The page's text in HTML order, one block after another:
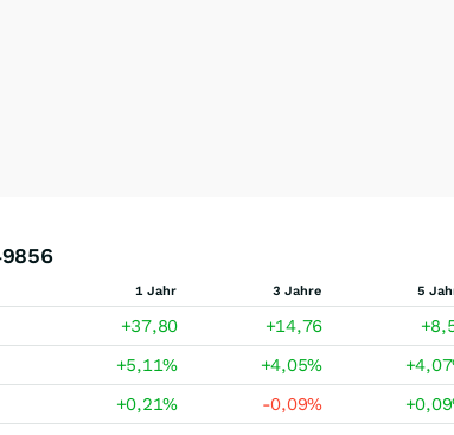
1 Jahr 3 Jahre 5
+37,80 +14,76
+5,11% +4,05% +4,07
+0,21% -0,09% +0,09